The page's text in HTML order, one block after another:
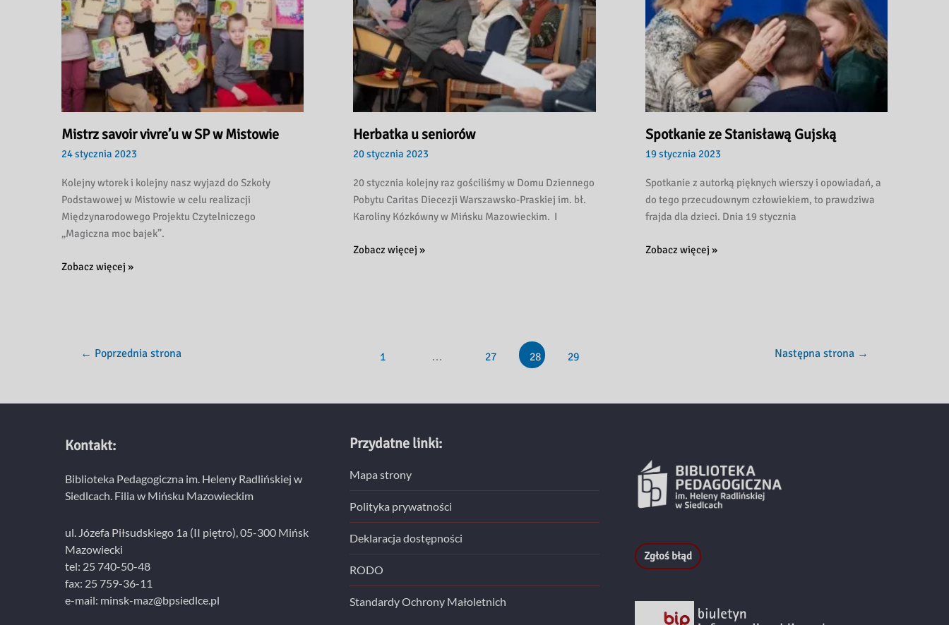
Mistrz savoir vivre’u w SP w Mistowie
24 stycznia 2023
Kolejny wtorek i kolejny nasz wyjazd do Szkoły
Podstawowej w Mistowie w celu realizacji
Międzynarodowego Projektu Czytelniczego
„Magiczna moc bajek”.
Mistrz
Zobacz więcej »
Herbatka u seniorów
20 stycznia 2023
20 stycznia kolejny raz gościliśmy w Domu Dziennego
Pobytu Caritas Diecezji Warszawsko-Praskiej im. bł.
Karoliny Kózkówny w Mińsku Mazowieckim. I
Herbatka
Zobacz więcej »
Spotkanie ze Stanisławą Gujską
19 stycznia 2023
Spotkanie z autorką pięknych wierszy i opowiadań, a
do tego przecudownym człowiekiem, to prawdziwa
frajda dla dzieci. Dnia 19 stycznia
Spotkanie
Zobacz więcej »
← Poprzednia strona 1 … 27 28 29 Następna strona →
Kontakt:
Biblioteka Pedagogiczna im. Heleny Radlińskiej w
Siedlcach. Filia w Mińsku Mazowieckim
ul. Józefa Piłsudskiego 1a (II piętro), 05-300 Mińsk
Mazowiecki
tel: 25 740-50-48
fax: 25 759-36-11
e-mail: minsk-maz@bpsiedlce.pl
Przydatne linki:
Mapa strony
Polityka prywatności
Deklaracja dostępności
RODO
Standardy Ochrony Małoletnich
Zgłoś błąd